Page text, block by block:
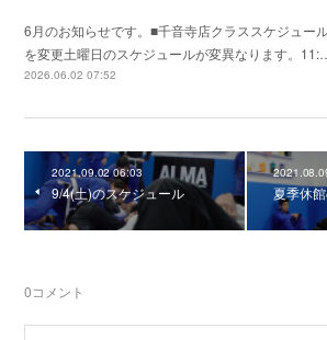
6月のお知らせです。■千音寺店クラススケジュー
を変更土曜日のスケジュールが変異なります。
2026.06.02 07:52
2021.09.02 06:03
9/4(土)のスケジュール 夏季休
0コメント